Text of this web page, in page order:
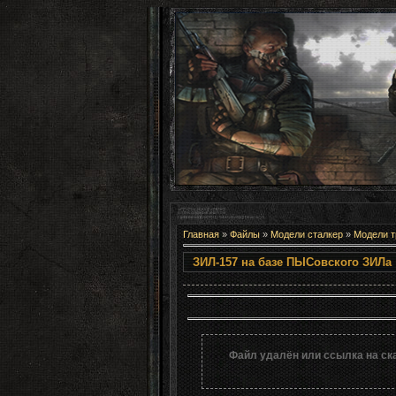
Главная» Файлы » Модели сталкер » Модели
ЗИЛ-157 на
Файл удалён или ссылка на